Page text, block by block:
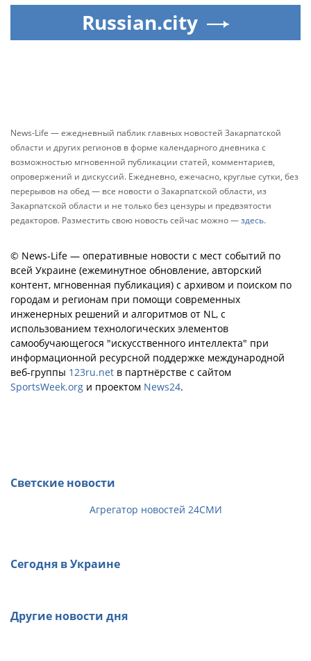
Russian.city
News-Life — ежедневный паблик главных новостей Закарпатской
области и других регионов в форме календарного дневника с
возможностью мгновенной публикации статей, комментариев,
опровержений и дискуссий. Ежедневно, ежечасно, круглые сутки, без
перерывов на обед — все новости о Закарпатской области, из
Закарпатской области и не только без цензуры и предвзятости
редакторов. Разместить свою новость сейчас можно —здесь.
© News-Life — оперативные новости с мест событий по
всей Украине (ежеминутное обновление, авторский
контент, мгновенная публикация) с архивом и поиском по
городам и регионам при помощи современных
инженерных решений и алгоритмов от NL, с
использованием технологических элементов
самообучающегося "искусственного интеллекта" при
информационной ресурсной поддержке международной
веб-группы 123ru.net в партнёрстве с сайтом
SportsWeek.org и проектом News24.
Светские новости
Агрегатор новостей 24СМИ
Сегодня в Украине
Другие новости дня